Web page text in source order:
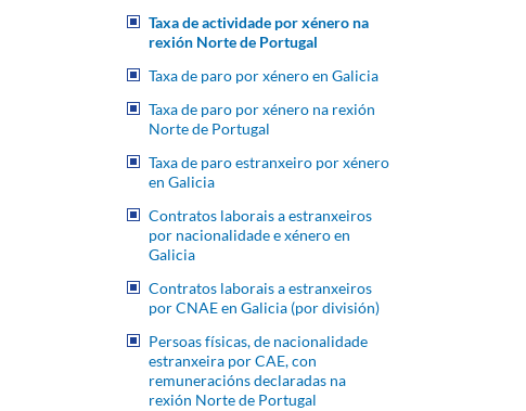
Taxa de actividade por xénero na
rexión Norte de Portugal
Taxa de paro por xénero en Galicia
Taxa de paro por xénero na rexión
Norte de Portugal
Taxa de paro estranxeiro por xénero
en Galicia
Contratos laborais a estranxeiros
por nacionalidade e xénero en
Galicia
Contratos laborais a estranxeiros
por CNAE en Galicia (por división)
Persoas físicas, de nacionalidade
estranxeira por CAE, con
remuneracións declaradas na
rexión Norte de Portugal